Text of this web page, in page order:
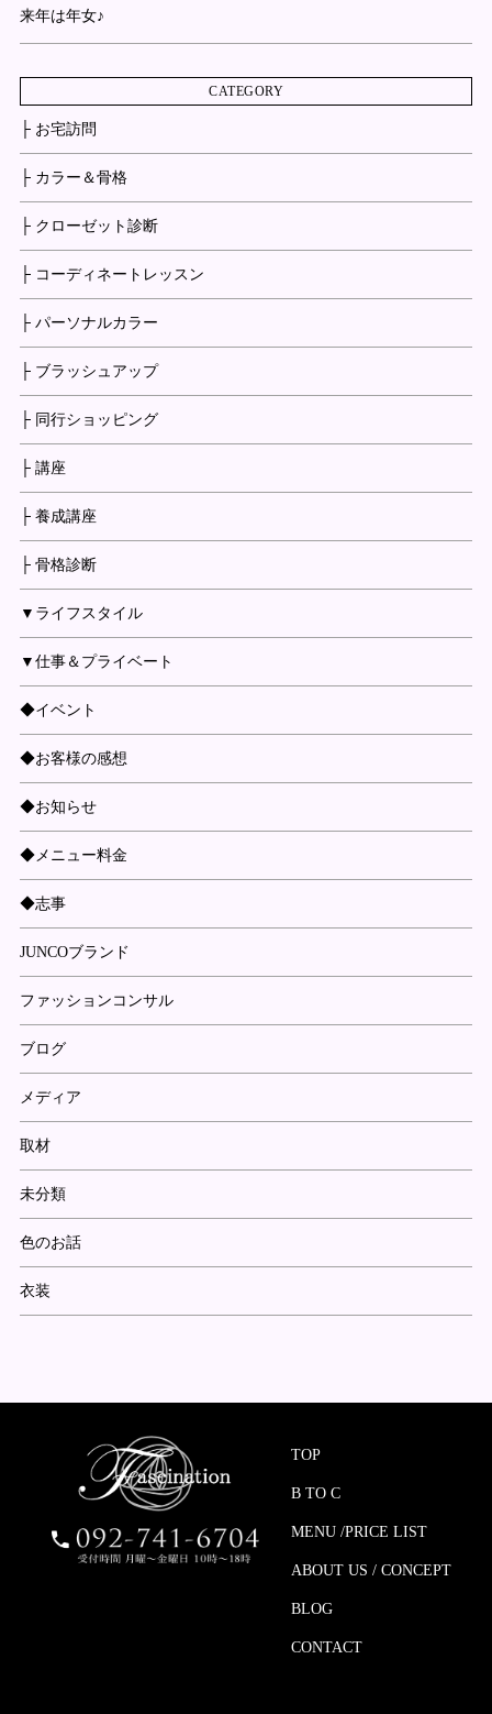
来年は年女♪
CATEGORY
├ お宅訪問
├ カラー＆骨格
├ クローゼット診断
├ コーディネートレッスン
├ パーソナルカラー
├ ブラッシュアップ
├ 同行ショッピング
├ 講座
├ 養成講座
├ 骨格診断
▼ライフスタイル
▼仕事＆プライベート
◆イベント
◆お客様の感想
◆お知らせ
◆メニュー料金
◆志事
JUNCOブランド
ファッションコンサル
ブログ
メディア
取材
未分類
色のお話
衣装
TOP
B TO C
MENU /PRICE LIST
ABOUT US / CONCEPT
BLOG
CONTACT